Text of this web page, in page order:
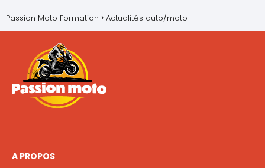
Passion Moto Formation Actualités auto/moto
A PROPOS